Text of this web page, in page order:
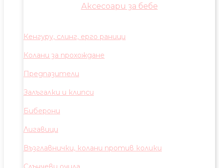
Аксесоари за бебе
Кенгуру, слинг, ерго раници
Колани за прохождане
Предпазители
Залъгалки и клипси
Биберони
Лигавици
Възглавнички, колани против колики